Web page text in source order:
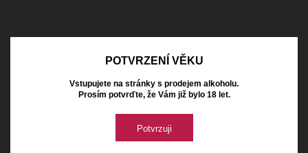
POTVRZENÍ VĚKU
Vstupujete na stránky s prodejem alkoholu.
Prosím potvrďte, že Vám již bylo 18 let.
Potvrzuji